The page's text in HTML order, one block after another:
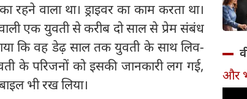
वाला था। ड्राइवर का काम करता था।
एक युवती से करीब दो साल से प्रेम संबंध
कि वह डेढ़ साल तक युवती के साथ लिव-
के परिजनों को इसकी जानकारी लग गई,
भी रख लिया।
और